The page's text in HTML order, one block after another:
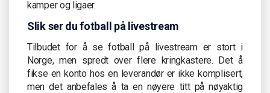
kamper og ligaer.
Slik ser du fotball på livestream
Tilbudet for å se fotball på livestream er stort i
Norge, men spredt over flere kringkastere. Det å
fikse en konto hos en leverandør er ikke komplisert,
men det anbefales å ta en nøyere titt på nøyaktig